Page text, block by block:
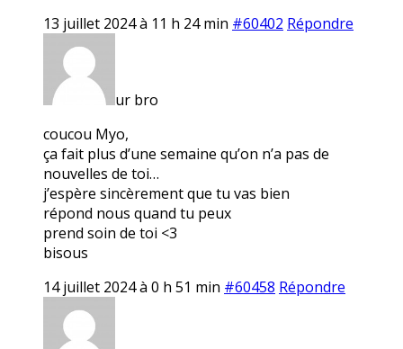
13 juillet 2024 à 11 h 24 min #60402 Répondre
ur bro
coucou Myo,
ça fait plus d’une semaine qu’on n’a pas de
nouvelles de toi…
j’espère sincèrement que tu vas bien
répond nous quand tu peux
prend soin de toi <3
bisous
14 juillet 2024 à 0 h 51 min #60458 Répondre